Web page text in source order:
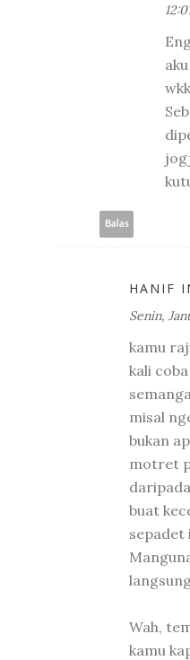
Balas
HANIF
Senin,
kamu
kali
misal
bukan
motret
buat
sepadet
Wah,
kamu